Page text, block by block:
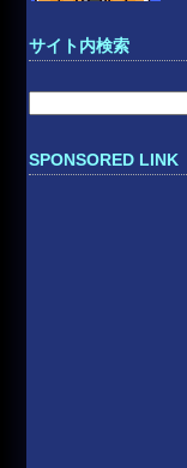
サイト内検索
SPONSORED LINK